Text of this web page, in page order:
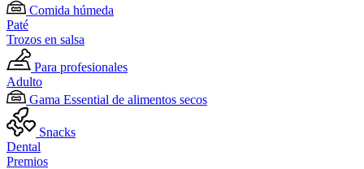
Comida húmeda
Paté
Trozos en salsa
Para profesionales
Adulto
Gama Essential de alimentos secos
Snacks
Dental
Premios